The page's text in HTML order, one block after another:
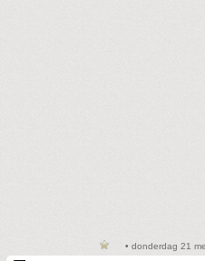
• donderdag 21